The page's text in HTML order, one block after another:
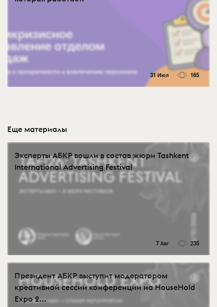
31 Июл 165
Еще материалы
Эксперты АБКР вошли в состав жюри Tashkent
International Advertising Festival
7 Авг 235
Президент АБКР выступит модератором
креативной сессии конференции на HouseHold
Expo 2...